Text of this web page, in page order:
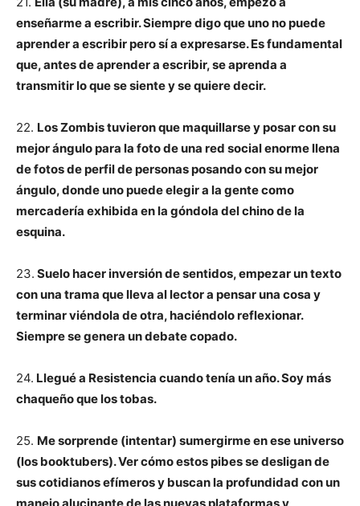
enseñarme a escribir. Siempre digo que uno no puede
aprender a escribir pero sí a expresarse. Es fundamental
que, antes de aprender a escribir, se aprenda a
transmitir lo que se siente y se quiere decir.
22. Los Zombis tuvieron que maquillarse y posar con su
mejor ángulo para la foto de una red social enorme llena
de fotos de perfil de personas posando con su mejor
ángulo, donde uno puede elegir a la gente como
mercadería exhibida en la góndola del chino de la
esquina.
23. Suelo hacer inversión de sentidos, empezar un texto
con una trama que lleva al lector a pensar una cosa y
terminar viéndola de otra, haciéndolo reflexionar.
Siempre se genera un debate copado.
24. Llegué a Resistencia cuando tenía un año. Soy más
chaqueño que los tobas.
25. Me sorprende (intentar) sumergirme en ese universo
(los booktubers). Ver cómo estos pibes se desligan de
sus cotidianos efímeros y buscan la profundidad con un